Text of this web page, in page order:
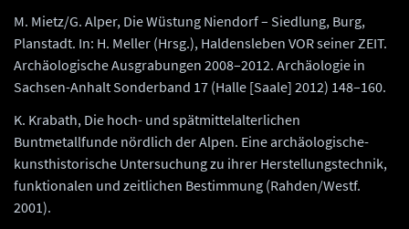
M. Mietz/G. Alper, Die Wüstung Niendorf – Siedlung, Burg,
Planstadt. In: H. Meller (Hrsg.), Haldensleben VOR seiner ZEIT.
Archäologische Ausgrabungen 2008–2012. Archäologie in
Sachsen-Anhalt Sonderband 17 (Halle [Saale] 2012) 148–160.
K. Krabath, Die hoch- und spätmittelalterlichen
Buntmetallfunde nördlich der Alpen. Eine archäologische-
kunsthistorische Untersuchung zu ihrer Herstellungstechnik,
funktionalen und zeitlichen Bestimmung (Rahden/Westf.
2001).